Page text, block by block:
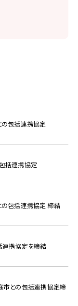
の包括連携協定
括連携協定
の包括連携協定 締結
連携協定を締結
市との包括連携協定締